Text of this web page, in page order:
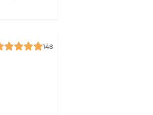
148